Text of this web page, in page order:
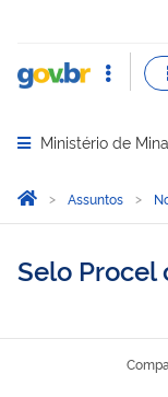
Abrir menu
Ministério de
Você está aqui:
Página Inicial
Assuntos
Selo Procel